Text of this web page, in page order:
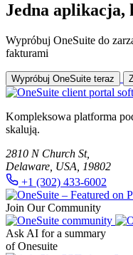
Jedna aplikacja,
Wypróbuj OneSuite do
fakturami
Wypróbuj OneSuite teraz
Kompleksowa platforma
skalują.
2810 N Church St,
Delaware, USA, 19802
+1 (302) 433-6002
Join Our Community
Ask AI for a summary
of Onesuite